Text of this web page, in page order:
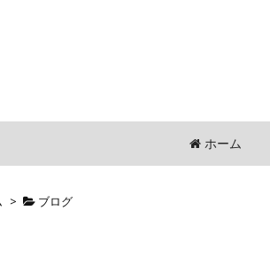
ホーム
> ブログ